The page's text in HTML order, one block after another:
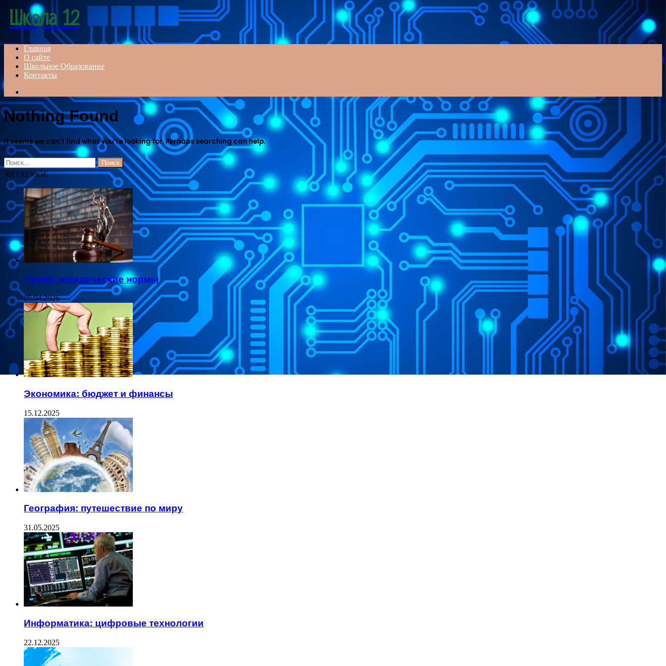
Menu
Школа 12
Главная
О сайте
Школьное Образование
Контакты
for
Nothing Found
It seems we can’t find what you’re looking for. Perhaps searching can help.
Найти:
ЧИТАЕМОЕ
Право: юридические нормы
05.04.2026
Экономика: бюджет и финансы
15.12.2025
География: путешествие по миру
31.05.2025
Информатика: цифровые технологии
22.12.2025